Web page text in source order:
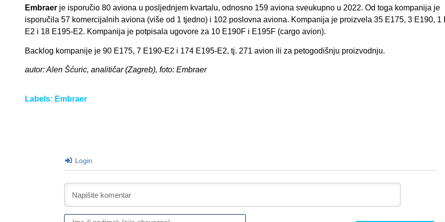
Embraer je isporučio 80 aviona u posljednjem kvartalu, odnosno 159 aviona sveukupno u 2022. Od toga kompanija je
isporučila 57 komercijalnih aviona (više od 1 tjedno) i 102 poslovna aviona. Kompanija je proizvela 35 E175, 3 E190, 1
E2 i 18 E195-E2. Kompanija je potpisala ugovore za 10 E190F i E195F (cargo avion).
Backlog kompanije je 90 E175, 7 E190-E2 i 174 E195-E2, tj. 271 avion ili za petogodišnju proizvodnju.
autor: Alen Šćuric, analitičar (Zagreb), foto: Embraer
Labels: Embraer
Login
Ime